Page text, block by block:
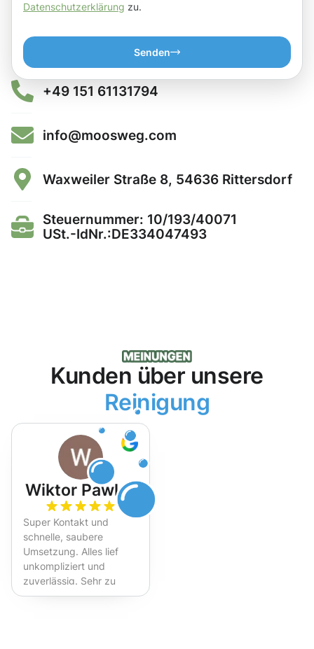
Datenschutzerklärung zu.
Senden
+49 151 61131794
info@moosweg.com
Waxweiler Straße 8, 54636 Rittersdorf
Steuernummer: 10/193/40071
USt.-IdNr.:DE334047493
Kunden über unsere
Reinigung
Wiktor Pawlak
Super Kontakt und
schnelle, saubere
Umsetzung. Alles lief
unkompliziert und
zuverlässig. Sehr zu
empfehlen!